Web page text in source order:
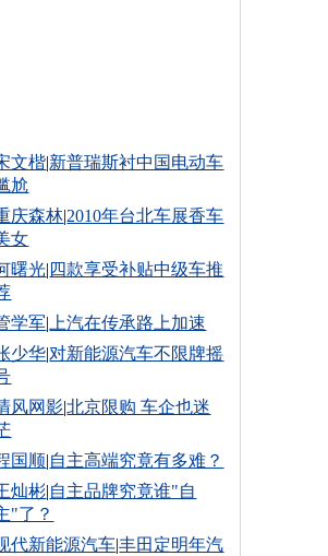
文楷|新普瑞斯衬中国电动车
尬
庆森林|2010年台北车展香车
女
曙光| 四款享受补贴中级车推
学军| 上汽在传承路上加速
少华|对新能源汽车不限牌摇
风网影|北京限购 车企也迷
国顺|自主高端究竟有多难？
灿彬|自主品牌究竟谁"自
"了？
代新能源汽车|丰田定明年汽